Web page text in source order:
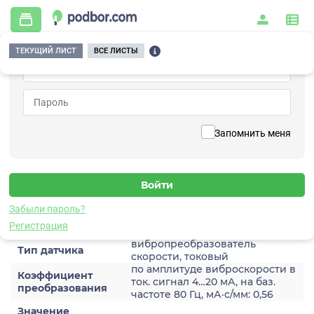
Запомнить меня
Забыли пароль?
Регистрация
ТЕКУЩИЙ ЛИСТ ВСЕ ЛИСТЫ
Главная / Контрольно-измерительные приборы и автоматика / Датчики /
Виброскорости / 2A203HM-20(T)
Датчик виброскороости
Характеристики
Тип датчика
вибропреобразователь
скорости, токовый
Коэффициент
преобразования
по амплитуде виброскорости в
ток. сигнал 4…20 мА, на баз.
частоте 80 Гц, мА·с/мм: 0,56
Значение